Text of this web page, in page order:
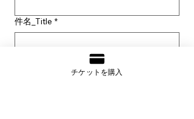
件名_Title *
本文_Write a message *
チケットを購入